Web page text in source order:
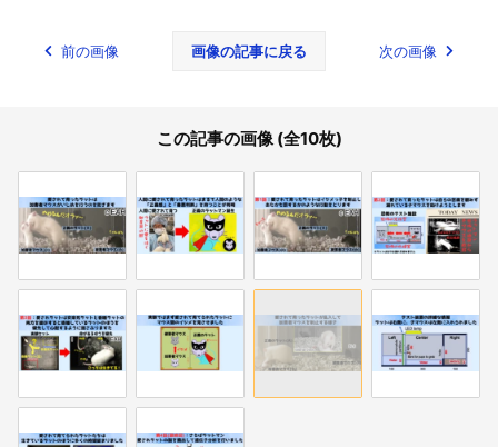
前の画像 画像の記事に戻る 次の画像
この記事の画像 (全10枚)